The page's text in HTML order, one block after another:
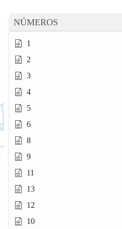
NÚMEROS
1
2
3
4
5
6
8
9
11
13
12
10